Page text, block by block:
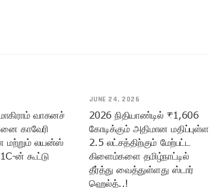
வாகனச்
காவேரி
மற்றும் லயன்ஸ்
ன் கூட்டு
JUNE 24, 2026
2026 நிதியாண்டில் ₹1,606
கோடிக்கும் அதிமான மதிப்புள்ள
2.5 லட்சத்திற்கும் மேற்பட்ட
கிளைம்களை தமிழ்நாட்டில்
தீர்த்து வைத்துள்ளது ஸ்டார்
ஹெல்த்..!